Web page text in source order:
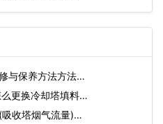
与保养方法方法…
更换冷却塔填料…
吸收塔烟气流量)…